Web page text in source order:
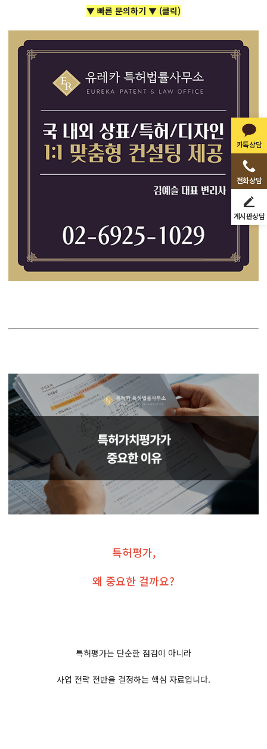
카톡상담
전화상담
게시판상담
▼ 빠른 문의하기 ▼ (클릭)
특허평가,
왜 중요한 걸까요?
특허평가는 단순한 점검이 아니라
사업 전략 전반을 결정하는 핵심 자료입니다.